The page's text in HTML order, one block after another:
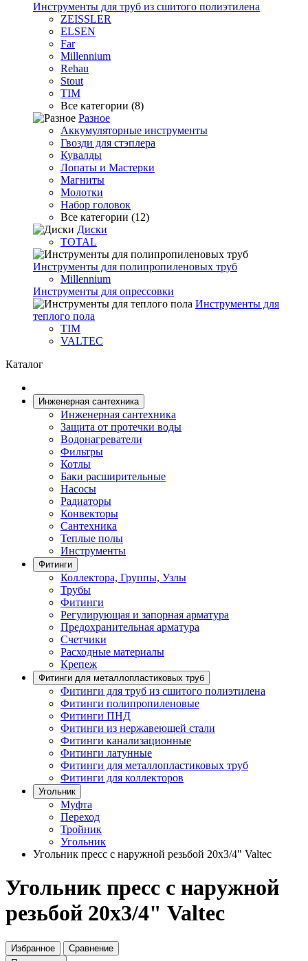
Инструменты для труб из сшитого полиэтилена
ZEISSLER
ELSEN
Far
Millennium
Rehau
Stout
TIM
Все категории (8)
Разное
Аккумуляторные инструменты
Гвозди для стэплера
Кувалды
Лопаты и Мастерки
Магниты
Молотки
Набор головок
Все категории (12)
Диски
TOTAL
Инструменты для полипропиленовых труб
Millennium
Инструменты для опрессовки
Инструменты для
теплого пола
TIM
VALTEC
Каталог
Инженерная сантехника
Инженерная сантехника
Защита от протечки воды
Водонагреватели
Фильтры
Котлы
Баки расширительные
Насосы
Радиаторы
Конвекторы
Сантехника
Теплые полы
Инструменты
Фитинги
Коллектора, Группы, Узлы
Трубы
Фитинги
Регулирующая и запорная арматура
Предохранительная арматура
Счетчики
Расходные материалы
Крепеж
Фитинги для металлопластиковых труб
Фитинги для труб из сшитого полиэтилена
Фитинги полипропиленовые
Фитинги ПНД
Фитинги из нержавеющей стали
Фитинги канализационные
Фитинги латунные
Фитинги для металлопластиковых труб
Фитинги для коллекторов
Угольник
Муфта
Переход
Тройник
Угольник
Угольник пресс с наружной резьбой 20х3/4" Valtec
Угольник пресс с наружной
резьбой 20х3/4" Valtec
Избранное
Сравнение